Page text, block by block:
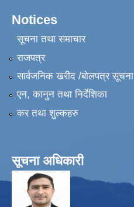
Notices
सूचना तथा समाचार
राजपत्र
सार्वजनिक खरीद /बोलपत्र सूचना
एन, कानुन तथा निर्देशिका
कर तथा शुल्कहरु
सूचना अधिकारी